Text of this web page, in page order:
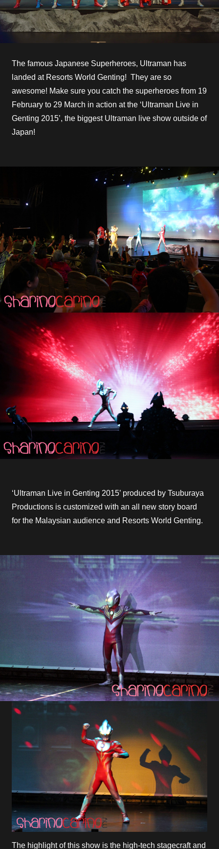
The famous Japanese Superheroes, Ultraman has
landed at Resorts World Genting! They are so
awesome! Make sure you catch the superheroes from 19
February to 29 March in action at the ‘Ultraman Live in
Genting 2015’, the biggest Ultraman live show outside of
Japan!
‘Ultraman Live in Genting 2015’ produced by Tsuburaya
Productions is customized with an all new story board
for the Malaysian audience and Resorts World Genting.
The highlight of this show is the high-tech stagecraft and